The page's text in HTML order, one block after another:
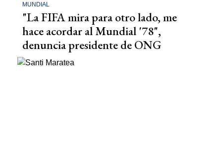
MUNDIAL
"La FIFA mira para otro lado, me
hace acordar al Mundial '78",
denuncia presidente de ONG